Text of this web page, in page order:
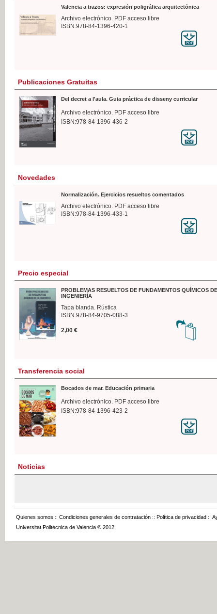
Valencia a trazos: expresión poligráfica arquitectónica
Archivo electrónico. PDF acceso libre
ISBN:978-84-1396-420-1
Publicaciones Gratuitas
Del decret a l'aula. Guia práctica de disseny curricular
Archivo electrónico. PDF acceso libre
ISBN:978-84-1396-436-2
Novedades
Normalización. Ejercicios resueltos comentados
Archivo electrónico. PDF acceso libre
ISBN:978-84-1396-433-1
Precio especial
PROBLEMAS RESUELTOS DE FUNDAMENTOS QUÍMICOS
INGENIERÍA
Tapa blanda. Rústica
ISBN:978-84-9705-088-3
2,00 €
Transferencia social
Bocados de mar. Educación primaria
Archivo electrónico. PDF acceso libre
ISBN:978-84-1396-423-2
Noticias
Quienes somos :: Condiciones generales de contratación :: Política de privacidad ::
Universitat Politècnica de València © 2012